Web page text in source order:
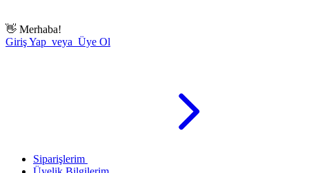
👋 Merhaba!
Giriş Yap veya Üye Ol
Siparişlerim